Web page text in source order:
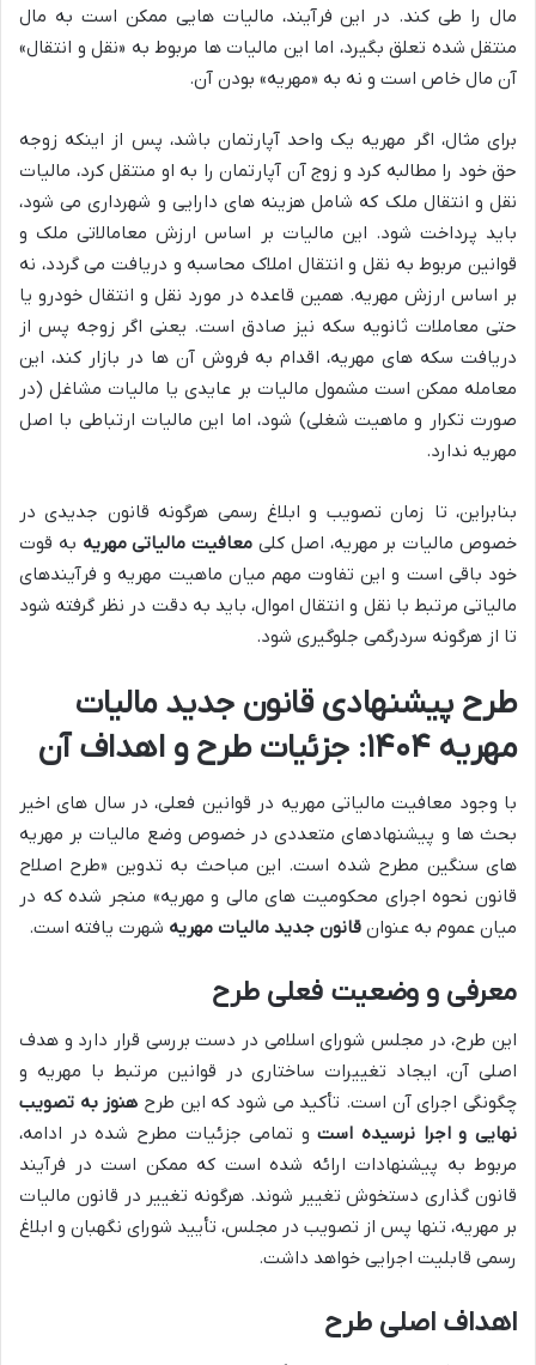
مال را طی کند. در این فرآیند، مالیات هایی ممکن است به مال
منتقل شده تعلق بگیرد، اما این مالیات ها مربوط به «نقل و انتقال»
آن مال خاص است و نه به «مهریه» بودن آن.
برای مثال، اگر مهریه یک واحد آپارتمان باشد، پس از اینکه زوجه
حق خود را مطالبه کرد و زوج آن آپارتمان را به او منتقل کرد، مالیات
نقل و انتقال ملک که شامل هزینه های دارایی و شهرداری می شود،
باید پرداخت شود. این مالیات بر اساس ارزش معامالاتی ملک و
قوانین مربوط به نقل و انتقال املاک محاسبه و دریافت می گردد، نه
بر اساس ارزش مهریه. همین قاعده در مورد نقل و انتقال خودرو یا
حتی معاملات ثانویه سکه نیز صادق است. یعنی اگر زوجه پس از
دریافت سکه های مهریه، اقدام به فروش آن ها در بازار کند، این
معامله ممکن است مشمول مالیات بر عایدی یا مالیات مشاغل (در
صورت تکرار و ماهیت شغلی) شود، اما این مالیات ارتباطی با اصل
مهریه ندارد.
بنابراین، تا زمان تصویب و ابلاغ رسمی هرگونه قانون جدیدی در
خصوص مالیات بر مهریه، اصل کلی معافیت مالیاتی مهریه به قوت
خود باقی است و این تفاوت مهم میان ماهیت مهریه و فرآیندهای
مالیاتی مرتبط با نقل و انتقال اموال، باید به دقت در نظر گرفته شود
تا از هرگونه سردرگمی جلوگیری شود.
طرح پیشنهادی قانون جدید مالیات
مهریه ۱۴۰۴: جزئیات طرح و اهداف آن
با وجود معافیت مالیاتی مهریه در قوانین فعلی، در سال های اخیر
بحث ها و پیشنهادهای متعددی در خصوص وضع مالیات بر مهریه
های سنگین مطرح شده است. این مباحث به تدوین «طرح اصلاح
قانون نحوه اجرای محکومیت های مالی و مهریه» منجر شده که در
میان عموم به عنوان قانون جدید مالیات مهریه شهرت یافته است.
معرفی و وضعیت فعلی طرح
این طرح، در مجلس شورای اسلامی در دست بررسی قرار دارد و هدف
اصلی آن، ایجاد تغییرات ساختاری در قوانین مرتبط با مهریه و
چگونگی اجرای آن است. تأکید می شود که این طرح هنوز به تصویب
نهایی و اجرا نرسیده استو تمامی جزئیات مطرح شده در ادامه،
مربوط به پیشنهادات ارائه شده است که ممکن است در فرآیند
قانون گذاری دستخوش تغییر شوند. هرگونه تغییر در قانون مالیات
بر مهریه، تنها پس از تصویب در مجلس، تأیید شورای نگهبان و ابلاغ
رسمی قابلیت اجرایی خواهد داشت.
اهداف اصلی طرح